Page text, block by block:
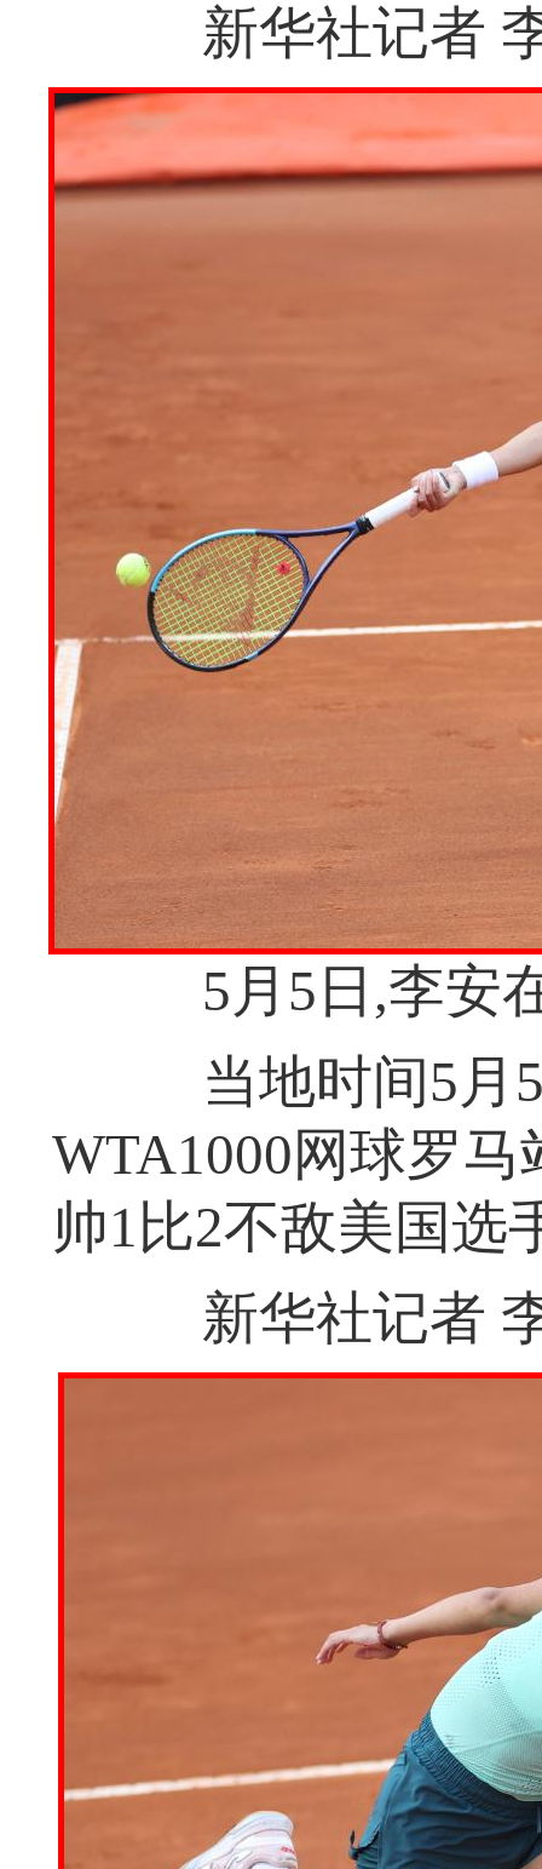
新华社记者
5月5日,李安
当地时间5月5
WTA1000网球罗
帅1比2不敌美国选
新华社记者